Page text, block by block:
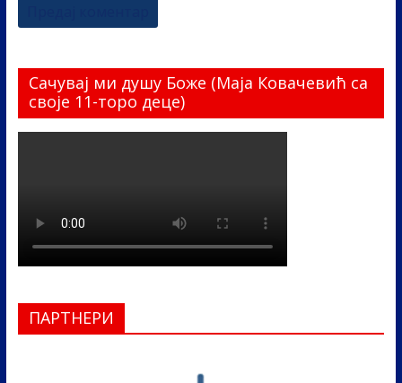
Сачувај ми душу Боже (Маја Ковачевић са
своје 11-торо деце)
ПАРТНЕРИ